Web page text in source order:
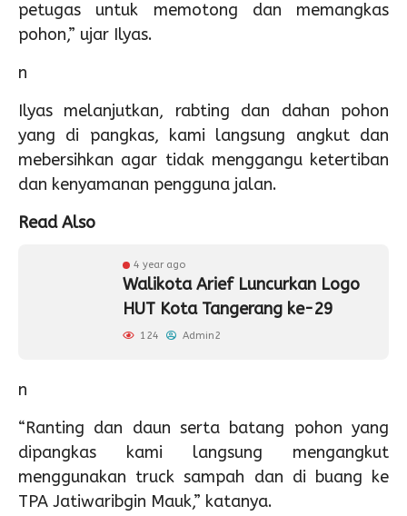
petugas untuk memotong dan memangkas
pohon,” ujar Ilyas.
n
Ilyas melanjutkan, rabting dan dahan pohon
yang di pangkas, kami langsung angkut dan
mebersihkan agar tidak menggangu ketertiban
dan kenyamanan pengguna jalan.
Read Also
4 year ago
Walikota Arief Luncurkan Logo
HUT Kota Tangerang ke-29
124 Admin2
n
“Ranting dan daun serta batang pohon yang
dipangkas kami langsung mengangkut
menggunakan truck sampah dan di buang ke
TPA Jatiwaribgin Mauk,” katanya.